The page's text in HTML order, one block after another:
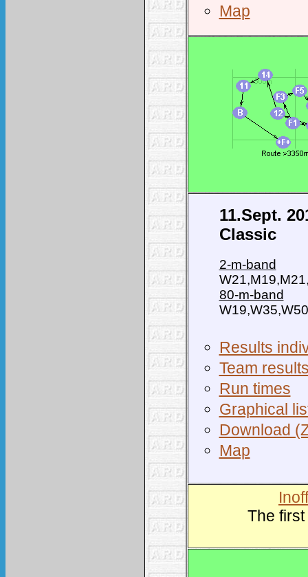
Map
11.Sept.
Classic
2-m-band
80-m-band
Results
Team
Run times
Graphical
Download
Map
The